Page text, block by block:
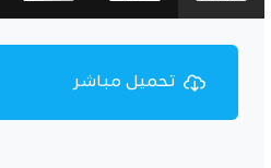
تحميل مباشر